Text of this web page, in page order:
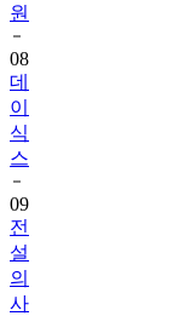
원
08
데
이
식
스
09
전
설
의
사